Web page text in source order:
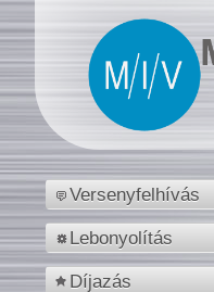
Versenyfelhívás
Lebonyolítás
Díjazás